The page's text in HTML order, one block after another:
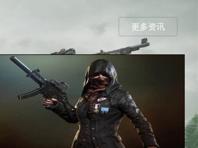
更多资讯